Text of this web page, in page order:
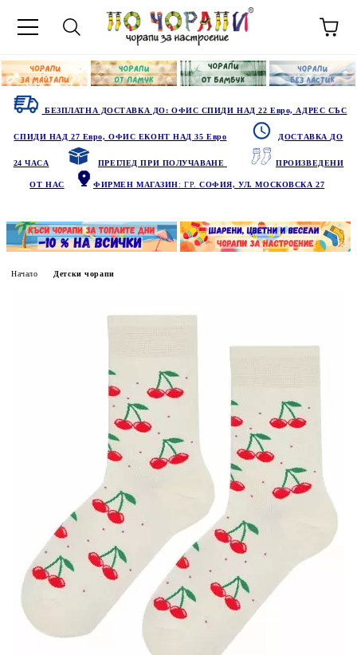
БЕЗПЛАТНА ДОСТАВКА ДО: ОФИС СПИДИ НАД 22 Евро, АДРЕС СЪС
СПИДИ НАД 27 Евро, ОФИС ЕКОНТ НАД 35 Евро ДОСТАВКА ДО
24 ЧАСА ПРЕГЛЕД ПРИ ПОЛУЧАВАНЕ ПРОИЗВЕДЕНИ
ОТ НАС ФИРМЕН МАГАЗИН: ГР.СОФИЯ, УЛ. МОСКОВСКА 27
Начало Детски чорапи